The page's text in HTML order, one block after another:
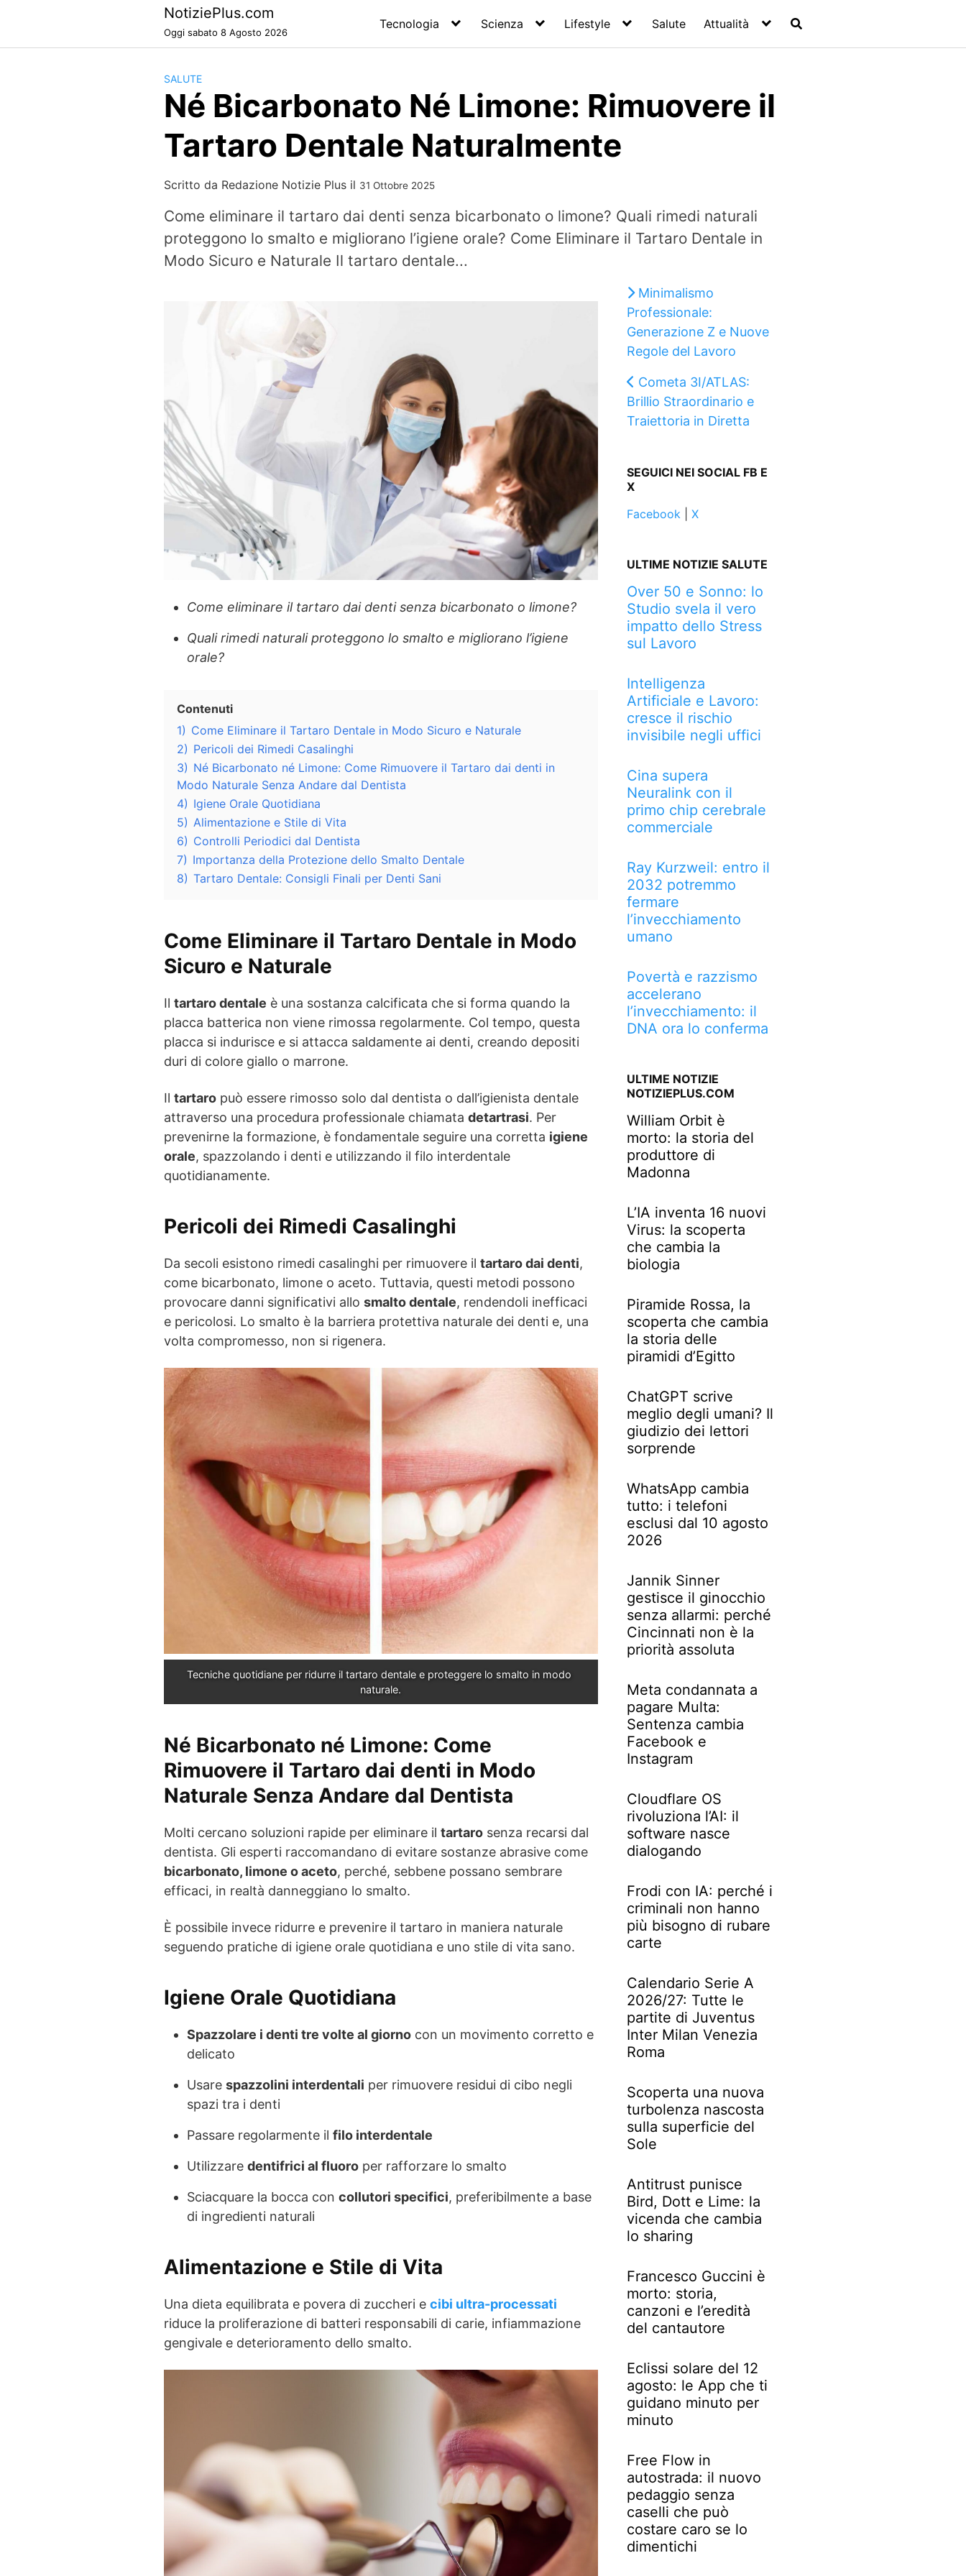
NotiziePlus.com
Oggi sabato 8 Agosto 2026
Tecnologia Scienza Lifestyle Salute Attualità
SALUTE
Né Bicarbonato Né Limone: Rimuovere il
Tartaro Dentale Naturalmente
Scritto da Redazione Notizie Plus il 31 Ottobre 2025
Come eliminare il tartaro dai denti senza bicarbonato o limone? Quali rimedi naturali
proteggono lo smalto e migliorano l’igiene orale? Come Eliminare il Tartaro Dentale in
Modo Sicuro e Naturale Il tartaro dentale...
Come eliminare il tartaro dai denti senza bicarbonato o limone?
Quali rimedi naturali proteggono lo smalto e migliorano l’igiene
orale?
Contenuti
1) Come Eliminare il Tartaro Dentale in Modo Sicuro e Naturale
2) Pericoli dei Rimedi Casalinghi
3) Né Bicarbonato né Limone: Come Rimuovere il Tartaro dai denti in
Modo Naturale Senza Andare dal Dentista
4) Igiene Orale Quotidiana
5) Alimentazione e Stile di Vita
6) Controlli Periodici dal Dentista
7) Importanza della Protezione dello Smalto Dentale
8) Tartaro Dentale: Consigli Finali per Denti Sani
Come Eliminare il Tartaro Dentale in Modo
Sicuro e Naturale
Il tartaro dentale è una sostanza calcificata che si forma quando la
placca batterica non viene rimossa regolarmente. Col tempo, questa
placca si indurisce e si attacca saldamente ai denti, creando depositi
duri di colore giallo o marrone.
Il tartaro può essere rimosso solo dal dentista o dall’igienista dentale
attraverso una procedura professionale chiamata detartrasi. Per
prevenirne la formazione, è fondamentale seguire una corretta igiene
orale, spazzolando i denti e utilizzando il filo interdentale
quotidianamente.
Pericoli dei Rimedi Casalinghi
Da secoli esistono rimedi casalinghi per rimuovere il tartaro dai denti,
come bicarbonato, limone o aceto. Tuttavia, questi metodi possono
provocare danni significativi allo smalto dentale, rendendoli inefficaci
e pericolosi. Lo smalto è la barriera protettiva naturale dei denti e, una
volta compromesso, non si rigenera.
Tecniche quotidiane per ridurre il tartaro dentale e proteggere lo smalto in modo
naturale.
Né Bicarbonato né Limone: Come
Rimuovere il Tartaro dai denti in Modo
Naturale Senza Andare dal Dentista
Molti cercano soluzioni rapide per eliminare il tartaro senza recarsi dal
dentista. Gli esperti raccomandano di evitare sostanze abrasive come
bicarbonato, limone o aceto, perché, sebbene possano sembrare
efficaci, in realtà danneggiano lo smalto.
È possibile invece ridurre e prevenire il tartaro in maniera naturale
seguendo pratiche di igiene orale quotidiana e uno stile di vita sano.
Igiene Orale Quotidiana
Spazzolare i denti tre volte al giorno con un movimento corretto e
delicato
Usare spazzolini interdentali per rimuovere residui di cibo negli
spazi tra i denti
Passare regolarmente il filo interdentale
Utilizzare dentifrici al fluoro per rafforzare lo smalto
Sciacquare la bocca con collutori specifici, preferibilmente a base
di ingredienti naturali
Alimentazione e Stile di Vita
Una dieta equilibrata e povera di zuccheri e cibi ultra-processati
riduce la proliferazione di batteri responsabili di carie, infiammazione
gengivale e deterioramento dello smalto.
Minimalismo
Professionale:
Generazione Z e Nuove
Regole del Lavoro
Cometa 3I/ATLAS:
Brillio Straordinario e
Traiettoria in Diretta
SEGUICI NEI SOCIAL FB E
X
Facebook| X
ULTIME NOTIZIE SALUTE
Over 50 e Sonno: lo
Studio svela il vero
impatto dello Stress
sul Lavoro
Intelligenza
Artificiale e Lavoro:
cresce il rischio
invisibile negli uffici
Cina supera
Neuralink con il
primo chip cerebrale
commerciale
Ray Kurzweil: entro il
2032 potremmo
fermare
l’invecchiamento
umano
Povertà e razzismo
accelerano
l’invecchiamento: il
DNA ora lo conferma
ULTIME NOTIZIE
NOTIZIEPLUS.COM
William Orbit è
morto: la storia del
produttore di
Madonna
L’IA inventa 16 nuovi
Virus: la scoperta
che cambia la
biologia
Piramide Rossa, la
scoperta che cambia
la storia delle
piramidi d’Egitto
ChatGPT scrive
meglio degli umani? Il
giudizio dei lettori
sorprende
WhatsApp cambia
tutto: i telefoni
esclusi dal 10 agosto
2026
Jannik Sinner
gestisce il ginocchio
senza allarmi: perché
Cincinnati non è la
priorità assoluta
Meta condannata a
pagare Multa:
Sentenza cambia
Facebook e
Instagram
Cloudflare OS
rivoluziona l’AI: il
software nasce
dialogando
Frodi con IA: perché i
criminali non hanno
più bisogno di rubare
carte
Calendario Serie A
2026/27: Tutte le
partite di Juventus
Inter Milan Venezia
Roma
Scoperta una nuova
turbolenza nascosta
sulla superficie del
Sole
Antitrust punisce
Bird, Dott e Lime: la
vicenda che cambia
lo sharing
Francesco Guccini è
morto: storia,
canzoni e l’eredità
del cantautore
Eclissi solare del 12
agosto: le App che ti
guidano minuto per
minuto
Free Flow in
autostrada: il nuovo
pedaggio senza
caselli che può
costare caro se lo
dimentichi